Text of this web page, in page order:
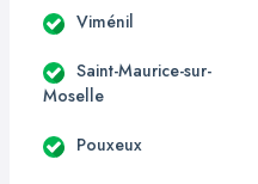
Viménil
Saint-Maurice-sur-
Moselle
Pouxeux